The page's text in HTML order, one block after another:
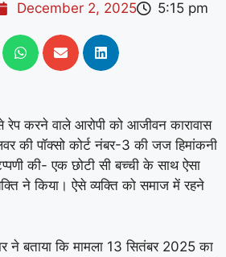
December 2, 2025 5:15 pm
करने वाले आरोपी को आजीवन कारावास
की पॉक्सो कोर्ट नंबर-3 की जज हिमांकनी
की- एक छोटी सी बच्ची के साथ ऐसा
ने किया। ऐसे व्यक्ति को समाज में रहने
ने बताया कि मामला 13 सितंबर 2025 का